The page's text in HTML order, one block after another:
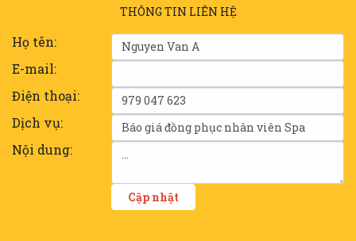
THÔNG TIN LIÊN HỆ
Họ tên:
E-mail:
Điện thoại:
Dịch vụ:
Nội dung: